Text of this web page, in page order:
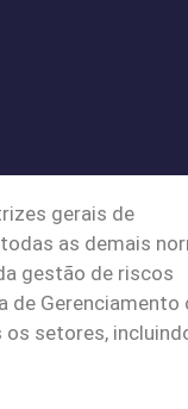
gerais de
as demais
gestão de riscos
de Gerenciamento
os setores,